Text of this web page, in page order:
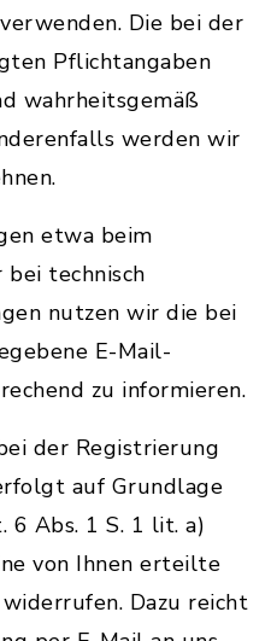
Die bei der
Pflichtangaben
wahrheitsgemäß
werden wir
etwa beim
technisch
nutzen wir die bei
E-Mail-
zu informieren.
der Registrierung
auf Grundlage
Abs. 1 S. 1 lit. a)
von Ihnen erteilte
Dazu reicht